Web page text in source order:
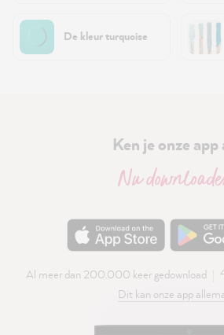
De kleur turquoise
Ken je onze app
Nu
Al meer dan 200.000 keer gedownload
Dit kan onze app